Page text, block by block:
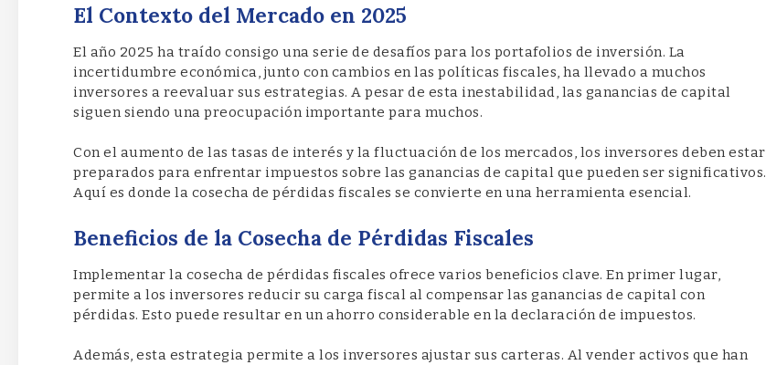
El Contexto del Mercado en 2025
El año 2025 ha traído consigo una serie de desafíos para los portafolios de inversión. La
incertidumbre económica, junto con cambios en las políticas fiscales, ha llevado a muchos
inversores a reevaluar sus estrategias. A pesar de esta inestabilidad, las ganancias de capital
siguen siendo una preocupación importante para muchos.
Con el aumento de las tasas de interés y la fluctuación de los mercados, los inversores deben estar
preparados para enfrentar impuestos sobre las ganancias de capital que pueden ser significativos.
Aquí es donde la cosecha de pérdidas fiscales se convierte en una herramienta esencial.
Beneficios de la Cosecha de Pérdidas Fiscales
Implementar la cosecha de pérdidas fiscales ofrece varios beneficios clave. En primer lugar,
permite a los inversores reducir su carga fiscal al compensar las ganancias de capital con
pérdidas. Esto puede resultar en un ahorro considerable en la declaración de impuestos.
Además, esta estrategia permite a los inversores ajustar sus carteras. Al vender activos que han